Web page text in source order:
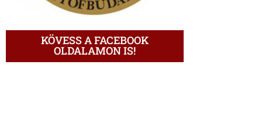
KÖVESS A FACEBOOK
OLDALAMON IS!